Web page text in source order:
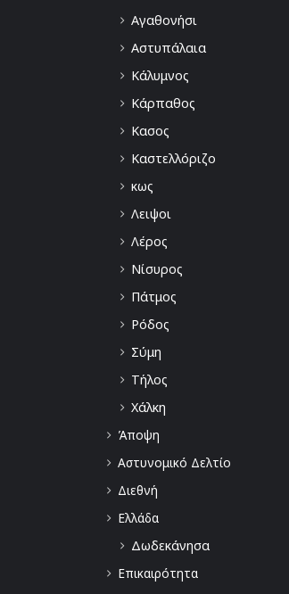
Αγαθονήσι
Αστυπάλαια
Κάλυμνος
Κάρπαθος
Κασος
Καστελλόριζο
κως
Λειψοι
Λέρος
Νίσυρος
Πάτμος
Ρόδος
Σύμη
Τήλος
Χάλκη
Άποψη
Αστυνομικό Δελτίο
Διεθνή
Ελλάδα
Δωδεκάνησα
Επικαιρότητα